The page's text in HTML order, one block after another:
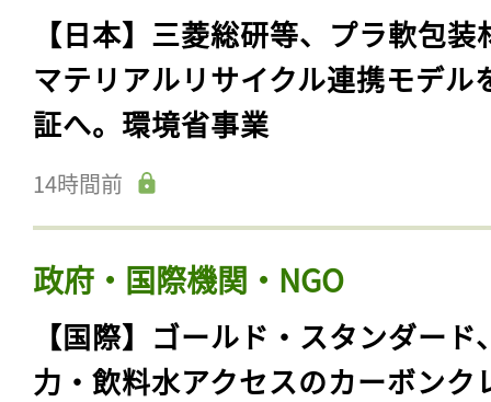
【日本】三菱総研等、プラ軟包装
マテリアルリサイクル連携モデル
証へ。環境省事業
14時間前
政府・国際機関・NGO
【国際】ゴールド・スタンダード
力・飲料水アクセスのカーボンク